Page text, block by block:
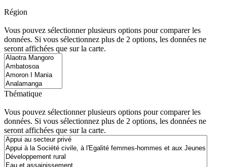
Région
Vous pouvez sélectionner plusieurs options pour comparer les
données. Si vous sélectionnez plus de 2 options, les données ne
seront affichées que sur la carte.
Thématique
Vous pouvez sélectionner plusieurs options pour comparer les
données. Si vous sélectionnez plus de 2 options, les données ne
seront affichées que sur la carte.